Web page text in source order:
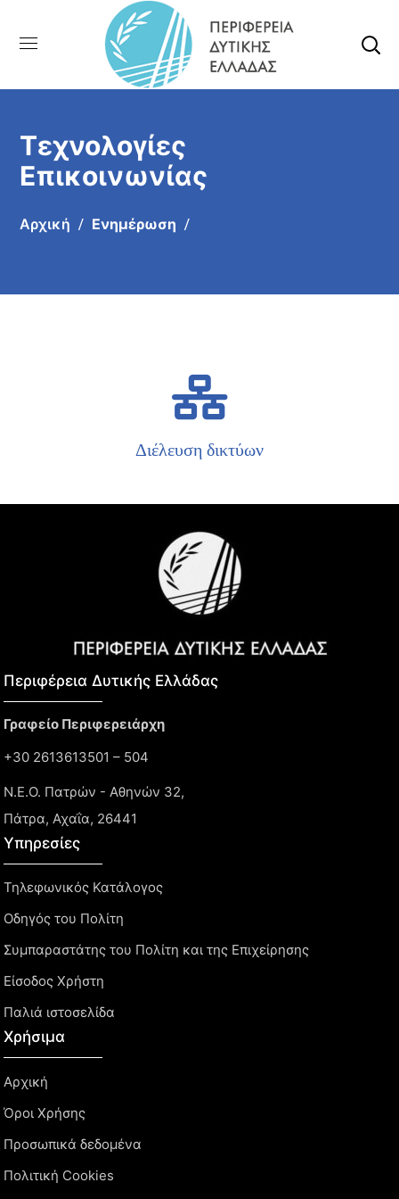
Τεχνολογίες
Επικοινωνίας
Αρχική Ενημέρωση
Διέλευση δικτύων
Περιφέρεια Δυτικής Ελλάδας​
Γραφείο Περιφερειάρχη
+30 2613613501 – 504
Ν.Ε.Ο. Πατρών - Αθηνών 32,
Πάτρα, Αχαΐα, 26441
Υπηρεσίες
Τηλεφωνικός Κατάλογος
Οδηγός του Πολίτη
Συμπαραστάτης του Πολίτη και της Επιχείρησης
Είσοδος Χρήστη
Παλιά ιστοσελίδα
Χρήσιμα
Αρχική
Όροι Χρήσης
Προσωπικά δεδομένα
Πολιτική Cookies